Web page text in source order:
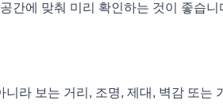
간에 맞춰 미리 확인하는 것이 좋습니
라 보는 거리, 조명, 제대, 벽감 또는